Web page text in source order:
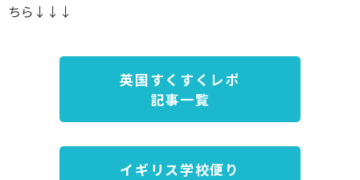
ちら↓↓↓
英国すくすくレポ
記事一覧
イギリス学校便り